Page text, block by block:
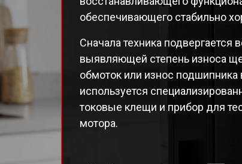
обеспечивающего стабильно
Сначала техника подвергается
выявляющей степень износа
обмоток или износ
используется
токовые клещи и прибор для
мотора.